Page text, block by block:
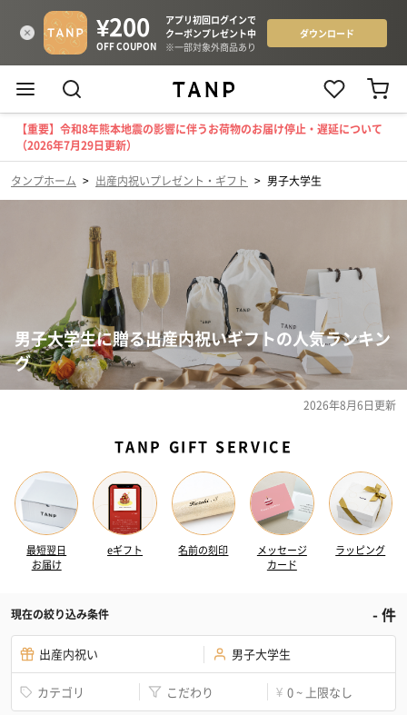
【重要】令和8年熊本地震の影響に伴うお荷物のお届け停止・遅延について
（2026年7月29日更新）
タンプホーム > 出産内祝いプレゼント・ギフト > 男子大学生
男子大学生に贈る出産内祝いギフトの人気ランキン
グ
2026年8月6日更新
TANP GIFT SERVICE
最短翌日
お届け
eギフト 名前の刻印
メッセージ
カード
ラッピング
現在の絞り込み条件 -件
出産内祝い 男子大学生
カテゴリ こだわり ¥ 0 ~ 上限なし